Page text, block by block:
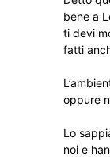
bene a
ti devi
fatti
oppure
Lo
noi e